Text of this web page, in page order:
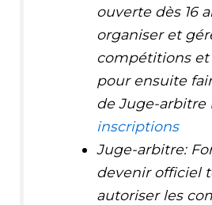
ouverte dès 16
organiser et
compétitions
pour ensuite
de Juge-arbitre
inscriptions
Juge-arbitre:
devenir officiel
autoriser les